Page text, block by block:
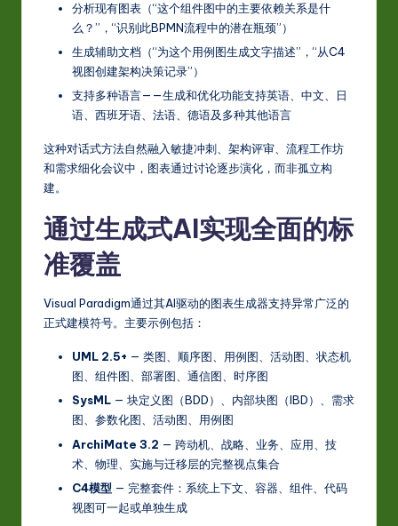
w
In
o
分析现有图表（“这个组件图中的主要依赖关系是什
么？”，“识别此BPMN流程中的潜在瓶颈”）
生成辅助文档（“为这个用例图生成文字描述”，“从C4
视图创建架构决策记录”）
支持多种语言——生成和优化功能支持英语、中文、日
语、西班牙语、法语、德语及多种其他语言
这种对话式方法自然融入敏捷冲刺、架构评审、流程工作坊
和需求细化会议中，图表通过讨论逐步演化，而非孤立构
建。
通过生成式AI实现全面的标
准覆盖
Visual Paradigm通过其AI驱动的图表生成器支持异常广泛的
正式建模符号。主要示例包括：
UML 2.5+ — 类图、顺序图、用例图、活动图、状态机
图、组件图、部署图、通信图、时序图
SysML — 块定义图（BDD）、内部块图（IBD）、需求
图、参数化图、活动图、用例图
ArchiMate 3.2 — 跨动机、战略、业务、应用、技
术、物理、实施与迁移层的完整视点集合
C4模型 — 完整套件：系统上下文、容器、组件、代码
视图可一起或单独生成